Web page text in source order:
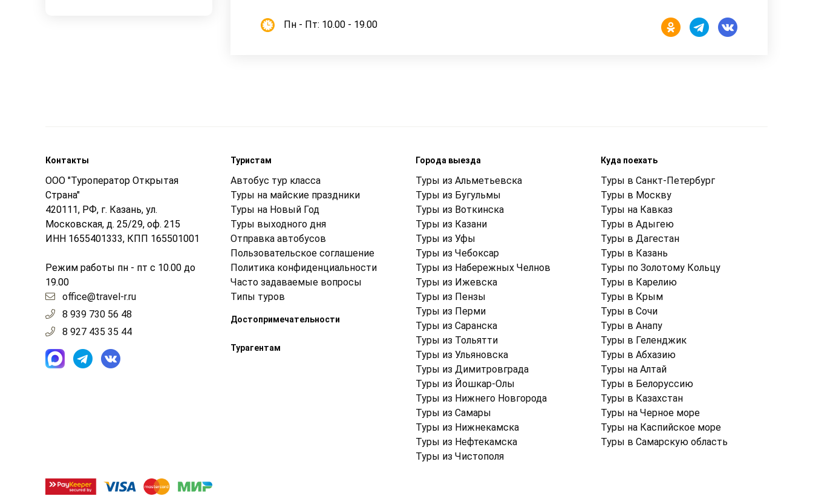
Пн - Пт: 10.00 - 19.00
Контакты
ООО "Туроператор Открытая
Страна"
420111, РФ, г. Казань, ул.
Московская, д. 25/29, оф. 215
ИНН 1655401333, КПП 165501001
Режим работы пн - пт с 10.00 до
19.00
office@travel-r.ru
8 939 730 56 48
8 927 435 35 44
Туристам
Автобус тур класса
Туры на майские праздники
Туры на Новый Год
Туры выходного дня
Отправка автобусов
Пользовательское соглашение
Политика конфиденциальности
Часто задаваемые вопросы
Типы туров
Достопримечательности
Турагентам
Города выезда
Туры из Альметьевска
Туры из Бугульмы
Туры из Воткинска
Туры из Казани
Туры из Уфы
Туры из Чебоксар
Туры из Набережных Челнов
Туры из Ижевска
Туры из Пензы
Туры из Перми
Туры из Саранска
Туры из Тольятти
Туры из Ульяновска
Туры из Димитровграда
Туры из Йошкар-Олы
Туры из Нижнего Новгорода
Туры из Самары
Туры из Нижнекамска
Туры из Нефтекамска
Туры из Чистополя
Куда поехать
Туры в Санкт-Петербург
Туры в Москву
Туры на Кавказ
Туры в Адыгею
Туры в Дагестан
Туры в Казань
Туры по Золотому Кольцу
Туры в Карелию
Туры в Крым
Туры в Cочи
Туры в Анапу
Туры в Геленджик
Туры в Абхазию
Туры на Алтай
Туры в Белоруссию
Туры в Казахстан
Туры на Черное море
Туры на Каспийское море
Туры в Самарскую область